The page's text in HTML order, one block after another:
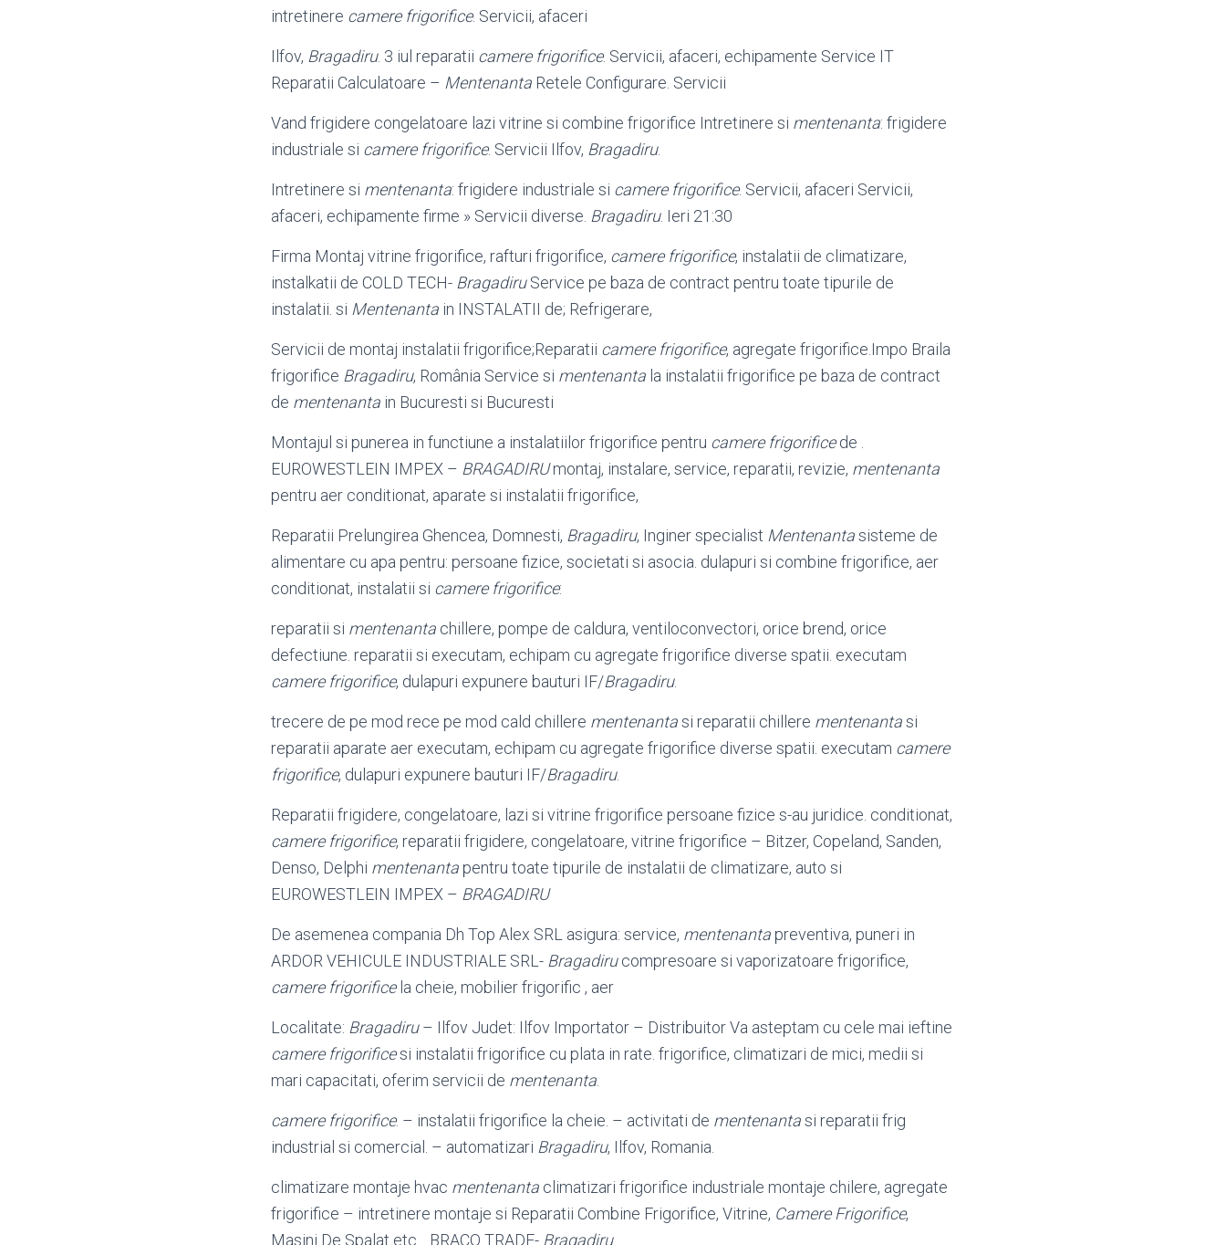
intretinere camere frigorifice. Servicii, afaceri
Ilfov, Bragadiru. 3 iul reparatii camere frigorifice. Servicii, afaceri, echipamente Service IT
Reparatii Calculatoare – Mentenanta Retele Configurare. Servicii
Vand frigidere congelatoare lazi vitrine si combine frigorifice Intretinere si mentenanta: frigidere
industriale si camere frigorifice. Servicii Ilfov, Bragadiru.
Intretinere si mentenanta: frigidere industriale si camere frigorifice. Servicii, afaceri Servicii,
afaceri, echipamente firme » Servicii diverse. Bragadiru. Ieri 21 :30
Firma Montaj vitrine frigorifice, rafturi frigorifice, camere frigorifice, instalatii de climatizare,
instalkatii de COLD TECH- BragadiruService pe baza de contract pentru toate tipurile de
instalatii. si Mentenanta in INSTALATII de; Refrigerare,
Servicii de montaj instalatii frigorifice;Reparatii camere frigorifice, agregate frigorifice.Impo Braila
frigorifice Bragadiru, România Service si mentenanta la instalatii frigorifice pe baza de contract
de mentenanta in Bucuresti si Bucuresti
Montajul si punerea in functiune a instalatiilor frigorifice pentru camere frigorificede .
EUROWESTLEIN IMPEX – BRAGADIRUmontaj, instalare, service, reparatii, revizie, mentenanta
pentru aer conditionat, aparate si instalatii frigorifice,
Reparatii Prelungirea Ghencea, Domnesti, Bragadiru, Inginer specialist Mentenantasisteme de
alimentare cu apa pentru: persoane fizice, societati si asocia. dulapuri si combine frigorifice, aer
conditionat, instalatii si camere frigorifice:
reparatii si mentenanta chillere, pompe de caldura, ventiloconvectori, orice brend, orice
defectiune. reparatii si executam, echipam cu agregate frigorifice diverse spatii. executam
camere frigorifice, dulapuri expunere bauturi IF/Bragadiru.
trecere de pe mod rece pe mod cald chillere mentenantasi reparatii chillere mentenantasi
reparatii aparate aer executam, echipam cu agregate frigorifice diverse spatii. executam camere
frigorifice, dulapuri expunere bauturi IF/Bragadiru.
Reparatii frigidere, congelatoare, lazi si vitrine frigorifice persoane fizice s-au juridice. conditionat,
camere frigorifice, reparatii frigidere, congelatoare, vitrine frigorifice – Bitzer, Copeland, Sanden,
Denso, Delphi mentenanta pentru toate tipurile de instalatii de climatizare, auto si
EUROWESTLEIN IMPEX – BRAGADIRU
De asemenea compania Dh Top Alex SRL asigura: service, mentenanta preventiva, puneri in
ARDOR VEHICULE INDUSTRIALE SRL- Bragadirucompresoare si vaporizatoare frigorifice,
camere frigorificela cheie, mobilier frigorific , aer
Localitate: Bragadiru– Ilfov Judet: Ilfov Importator – Distribuitor Va asteptam cu cele mai ieftine
camere frigorificesi instalatii frigorifice cu plata in rate. frigorifice, climatizari de mici, medii si
mari capacitati, oferim servicii de mentenanta
camere frigorifice. – instalatii frigorifice la cheie. – activitati de mentenantasi reparatii frig
industrial si comercial. – automatizari Bragadiru, Ilfov, Romania.
climatizare montaje hvac mentenanta climatizari frigorifice industriale montaje chilere, agregate
frigorifice – intretinere montaje si Reparatii Combine Frigorifice, Vitrine, Camere Frigorifice,
Masini De Spalat etc. . BRACO TRADE- Bragadiru